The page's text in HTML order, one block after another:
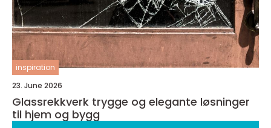
inspiration
23. June 2026
Glassrekkverk trygge og elegante løsninger
til hjem og bygg